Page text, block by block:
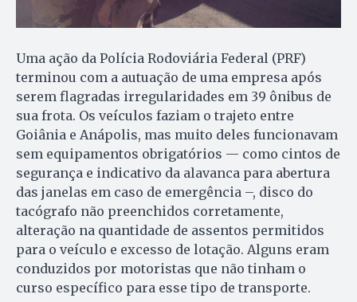
Uma ação da Polícia Rodoviária Federal (PRF)
terminou com a autuação de uma empresa após
serem flagradas irregularidades em 39 ônibus de
sua frota. Os veículos faziam o trajeto entre
Goiânia e Anápolis, mas muito deles funcionavam
sem equipamentos obrigatórios — como cintos de
segurança e indicativo da alavanca para abertura
das janelas em caso de emergência –, disco do
tacógrafo não preenchidos corretamente,
alteração na quantidade de assentos permitidos
para o veículo e excesso de lotação. Alguns eram
conduzidos por motoristas que não tinham o
curso específico para esse tipo de transporte.